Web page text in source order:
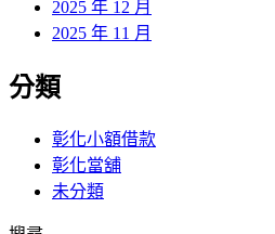
2025 年 12 月
2025 年 11 月
分類
彰化小額借款
彰化當舖
未分類